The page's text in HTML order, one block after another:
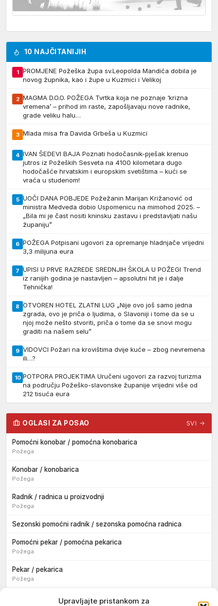
Upravljajte pristankom za
10 NAJČITANIJIH
1
PROMJENE Požeška župa sv.Leopolda Mandića dobila je
novog župnika, kao i župe u Kuzmici i Velikoj
2 MAGMA D.O.O. POŽEGA Tvrtka koja ne poznaje ‘krizna
vremena’ – prihod im raste, zapošljavaju nove radnike,
grade veliku halu…
3 Mlada misa fra Davida Grbeša u Kuzmici
4 IVAN ŠEDEVI BAJA Poznati hodočasnik-pješak krenuo
jutros iz Požeških Sesveta na 4100 kilometara dugo
hodočašće hrvatskim i europskim svetištima – kući se
vraća u studenom!
5 UOČI DANA POBJEDE Požežanin Marijan Križanović od
ministra Medveda dobio Uspomenicu na mimohod 2025. –
„Bila mi je čast nositi kninsku zastavu i predstavljati našu
županiju”
6 POŽEGA Potpisani ugovori za opremanje hladnjače vrijedni
3,3 milijuna eura
7 UPISI U PRVE RAZREDE SREDNJIH ŠKOLA U POŽEGI Trend
iz ranijih godina je nastavljen – apsolutni hit je i dalje
Tehnička!
8 OTVOREN HOTEL ZLATNI LUG „Nije ovo još samo jedna
zgrada, ovo je priča o ljudima, o Slavoniji i tome da se u
njoj može nešto stvoriti, priča o tome da se snovi mogu
graditi na našem selu”
9 VIDOVCI Požari na krovištima dvije kuće – zbog nevremena
ili…?
10 POTPORA PROJEKTIMA Uručeni ugovori za razvoj turizma
na području Požeško-slavonske županije vrijedni više od
212 tisuća eura
OGLASI ZA POSAO SVI →
Pomoćni konobar / pomoćna konobarica
Požega
Konobar / konobarica
Požega
Radnik / radnica u proizvodnji
Požega
Sezonski pomoćni radnik / sezonska pomoćna radnica
Pomoćni pekar / pomoćna pekarica
Požega
Pekar / pekarica
Požega
Konobar / konobarica